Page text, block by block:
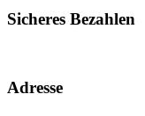
Sicheres Bezahlen
Adresse